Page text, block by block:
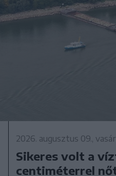
2026. augusztus 09.,
Sikeres volt a
centiméterrel